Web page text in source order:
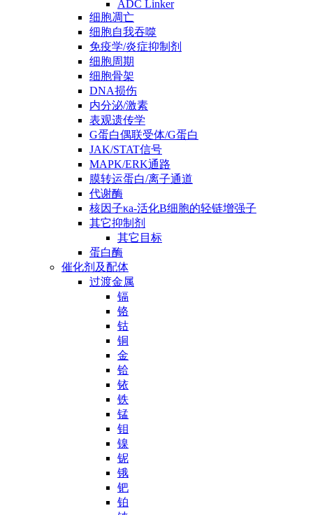
ADC Linker
细胞凋亡
细胞自我吞噬
免疫学/炎症抑制剂
细胞周期
细胞骨架
DNA损伤
内分泌/激素
表观遗传学
G蛋白偶联受体/G蛋白
JAK/STAT信号
MAPK/ERK通路
膜转运蛋白/离子通道
代谢酶
核因子κa-活化B细胞的轻链增强子
其它抑制剂
其它目标
蛋白酶
催化剂及配体
过渡金属
镉
铬
钴
铜
金
铪
铱
铁
锰
钼
镍
铌
锇
钯
铂